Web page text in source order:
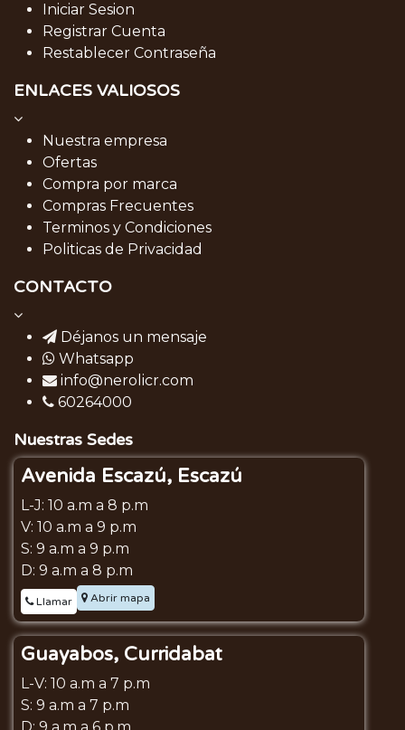
Iniciar Sesion
Registrar Cuenta
Restablecer Contraseña
ENLACES VALIOSOS
Nuestra empresa
Ofertas
Compra por marca
Compras Frecuentes
Terminos y Condiciones
Politicas de Privacidad
CONTACTO
Déjanos un mensaje
Whatsapp
info@nerolicr.com
60264000
Nuestras Sedes
Avenida Escazú, Escazú
L-J: 10 a.m a 8 p.m
V: 10 a.m a 9 p.m
S: 9 a.m a 9 p.m
D: 9 a.m a 8 p.m
Llamar Abrir mapa
Guayabos, Curridabat
L-V: 10 a.m a 7 p.m
S: 9 a.m a 7 p.m